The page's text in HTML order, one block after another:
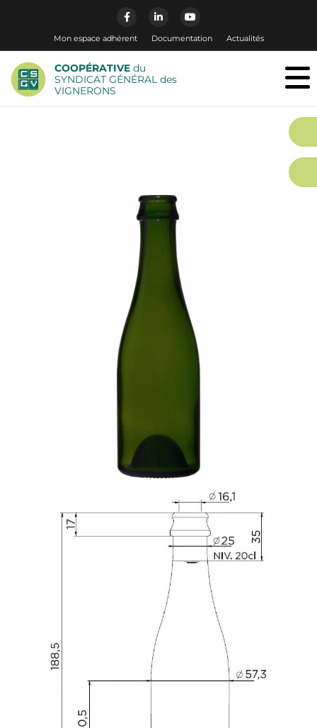
Mon espace adhérent Documentation Actualités
COOPÉRATIVE du
SYNDICAT GÉNÉRAL des
VIGNERONS